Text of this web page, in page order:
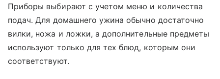
Приборы выбирают с учетом меню и количества
подач. Для домашнего ужина обычно достаточно
вилки, ножа и ложки, а дополнительные предметы
используют только для тех блюд, которым они
соответствуют.